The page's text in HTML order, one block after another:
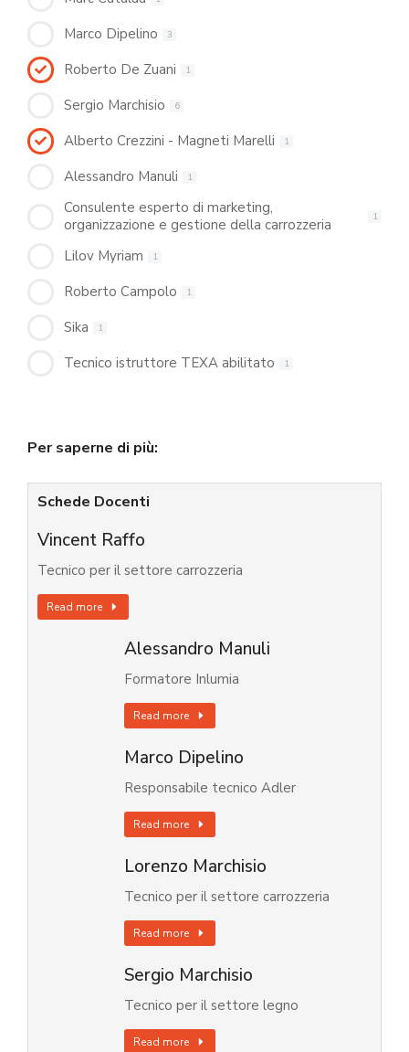
Marco Dipelino 3
Roberto De Zuani 1
Sergio Marchisio 6
Alberto Crezzini - Magneti Marelli 1
Alessandro Manuli 1
Consulente esperto di marketing,
organizzazione e gestione della carrozzeria
1
Lilov Myriam 1
Roberto Campolo 1
Sika 1
Tecnico istruttore TEXA abilitato 1
Per saperne di più:
Schede Docenti
Vincent Raffo
Tecnico per il settore carrozzeria
Read more
Alessandro Manuli
Formatore Inlumia
Read more
Marco Dipelino
Responsabile tecnico Adler
Read more
Lorenzo Marchisio
Tecnico per il settore carrozzeria
Read more
Sergio Marchisio
Tecnico per il settore legno
Read more